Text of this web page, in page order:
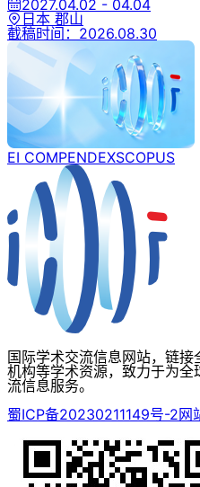
2027.04.02 - 04.04
日本 郡山
截稿时间： 2026.08.30
EI COMPENDEXSCOPUS
国际学术交流信息网站，链
机构等学术资源，致力于为
流信息服务。
蜀ICP备20230211149号-2网